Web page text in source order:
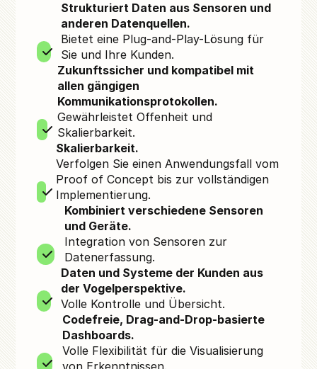
Strukturiert Daten aus Sensoren und
anderen Datenquellen.
Bietet eine Plug-and-Play-Lösung für
Sie und Ihre Kunden.
Zukunftssicher und kompatibel mit
allen gängigen
Kommunikationsprotokollen.
Gewährleistet Offenheit und
Skalierbarkeit.
Skalierbarkeit.
Verfolgen Sie einen Anwendungsfall vom
Proof of Concept bis zur vollständigen
Implementierung.
Kombiniert verschiedene Sensoren
und Geräte.
Integration von Sensoren zur
Datenerfassung.
Daten und Systeme der Kunden aus
der Vogelperspektive.
Volle Kontrolle und Übersicht.
Codefreie, Drag-and-Drop-basierte
Dashboards.
Volle Flexibilität für die Visualisierung